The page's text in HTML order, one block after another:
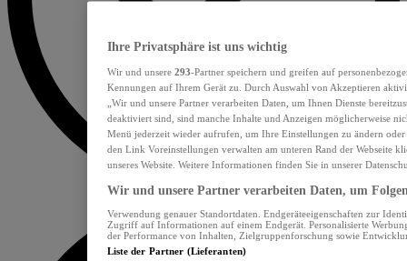
Ihre Privatsphäre ist uns wichtig
Wir und unsere 293-Partner speichern und greifen auf
Kennungen auf Ihrem Gerät zu. Durch Auswahl von Akzeptieren
„Wir und unsere Partner verarbeiten Daten, um Ihnen Dienste
deaktiviert sind, sind manche Inhalte und Anzeigen möglicherweise
Menü jederzeit wieder aufrufen, um Ihre Einstellungen zu ändern
den Link Voreinstellungen verwalten am unteren Rand der Webseite
unseres Website. Weitere Informationen finden Sie in unserer
Wir und unsere Partner verarbeiten Daten, um
Verwendung genauer Standortdaten. Endgeräteeigenschaften zur
Zugriff auf Informationen auf einem Endgerät. Personalisierte
der Performance von Inhalten, Zielgruppenforschung sowie
Liste der Partner (Lieferanten)